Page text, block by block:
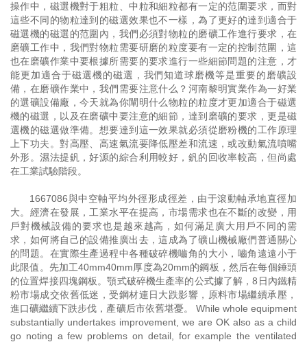
操作中，磁選機對于粗粒、中粒和細粒都有一定的范圍要求，而對
這些不同的物粒達到的磁選效果也不一樣，為了更好的達到適合于
磁選機的磁選的范圍內，我們必須對物粒的磨礦工作進行要求，在
磨礦工作中，我們對物粒需要研磨的粒度要有一定的控制范圍，這
也在磨礦作業中要根據所需要的要求進行一些細節問題的注意，才
能更加適合于磁選機的磁選，我們知道球磨機等是重要的磨礦設
備，在磨礦作業中，我們需要注意什么？河南黎明實業作為一好業
的選礦設備廠，今天就為你闡明什么物粒的粒度才更加適合于磁選
機的磁選，以及在磨礦中要注意的細節，達到磨礦的要求，更是磁
選機的磁選做準備。想要達到這一效果就必須從磨粉機的工作原理
上下功夫。對高壓、高速氣流要降低壓差和流速，或改動氣流噴嘴
外形。濕法提釩，好源的綜合利用較好，釩的回收率較高，但尚處
在工業試驗階段。
1667086與中空軸平均外徑形成徑差，由于滾動軸承地直徑加
大。經濟在發展，工業水平在提高，市場需求也在不斷的改變，用
戶對機械設備的要求也是越來越高，如何滿足廣大用戶不同的需
求，如何將自己的設備推廣出去，這成為了礦山機械廠們普通關心
的問題。在實際生產過程中各種破碎機嚙角的大小，嚙角遠遠小于
此限值。先加工40mm40mm厚度為20mm的鋼板，然后在每個錘頭
的位置焊接四塊鋼板。顎式破碎機生產率的公式據了解，8日內鐵精
粉市場成交依舊低迷，受鋼材連日大跌影響，原料市場繼續承壓，
進口礦繼續下跌步伐，產礦后市依舊堪憂。 While whole equipment
substantially undertakes improvement, we are OK also as a child
go noting a few problems on detail, for example the ventilated